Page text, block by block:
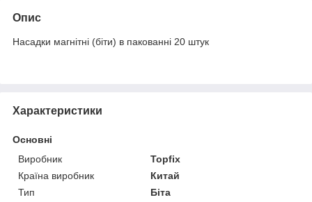
Опис
Насадки магнітні (біти) в пакованні 20 штук
Характеристики
Основні
Виробник
Topfix
Країна виробник
Китай
Тип
Біта